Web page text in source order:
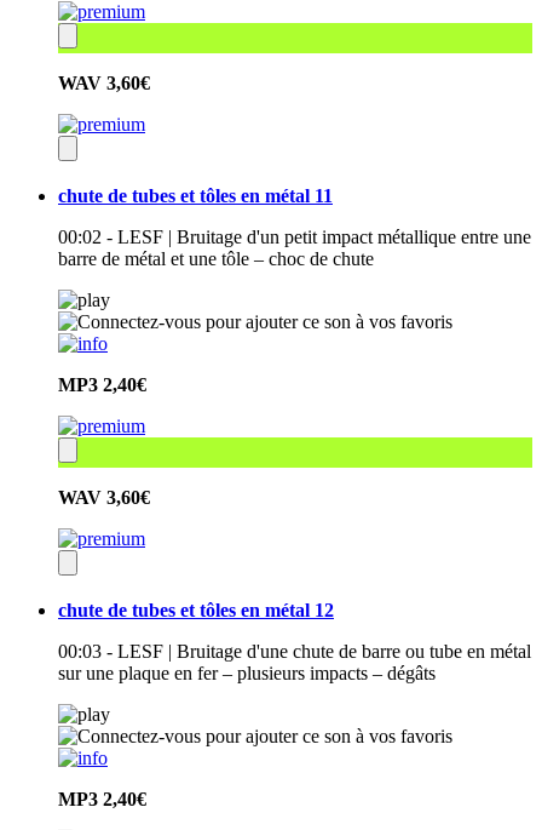
WAV 3,60€
chute de tubes et tôles en métal 11
00:02 - LESF | Bruitage d'un petit impact métallique entre une
barre de métal et une tôle – choc de chute
MP3 2,40€
WAV 3,60€
chute de tubes et tôles en métal 12
00:03 - LESF | Bruitage d'une chute de barre ou tube en métal
sur une plaque en fer – plusieurs impacts – dégâts
MP3 2,40€